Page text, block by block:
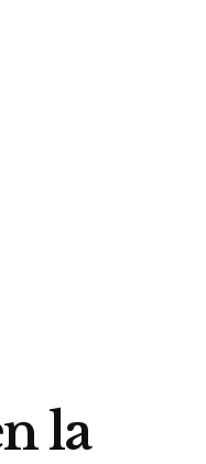
la